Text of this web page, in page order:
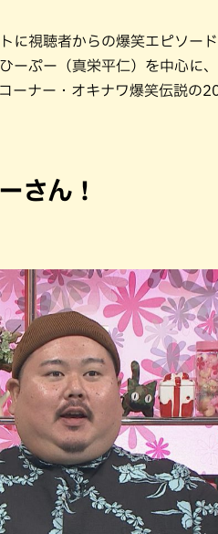
に視聴者からの爆笑エピソー
ーぷー（真栄平仁）を中心に
ーナー・オキナワ爆笑伝説の
さん！